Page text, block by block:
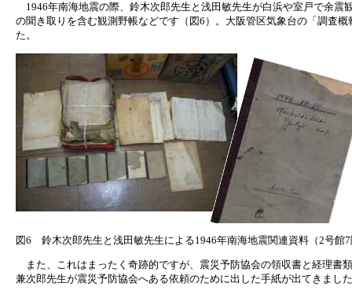
1946年南海地震の際、鈴木次郎先生と浅田敏先生が白浜や室戸で余震
の聞き取りを含む観測野帳などです（図6）。大阪管区気象台の「調査
た。
図6 鈴木次郎先生と浅田敏先生による1946年南海地震関連資料（2号館
また、これはまったく奇跡的ですが、震災予防協会の領収書と経理書
兼次郎先生が震災予防協会へある依頼のために出した手紙が出てきまし